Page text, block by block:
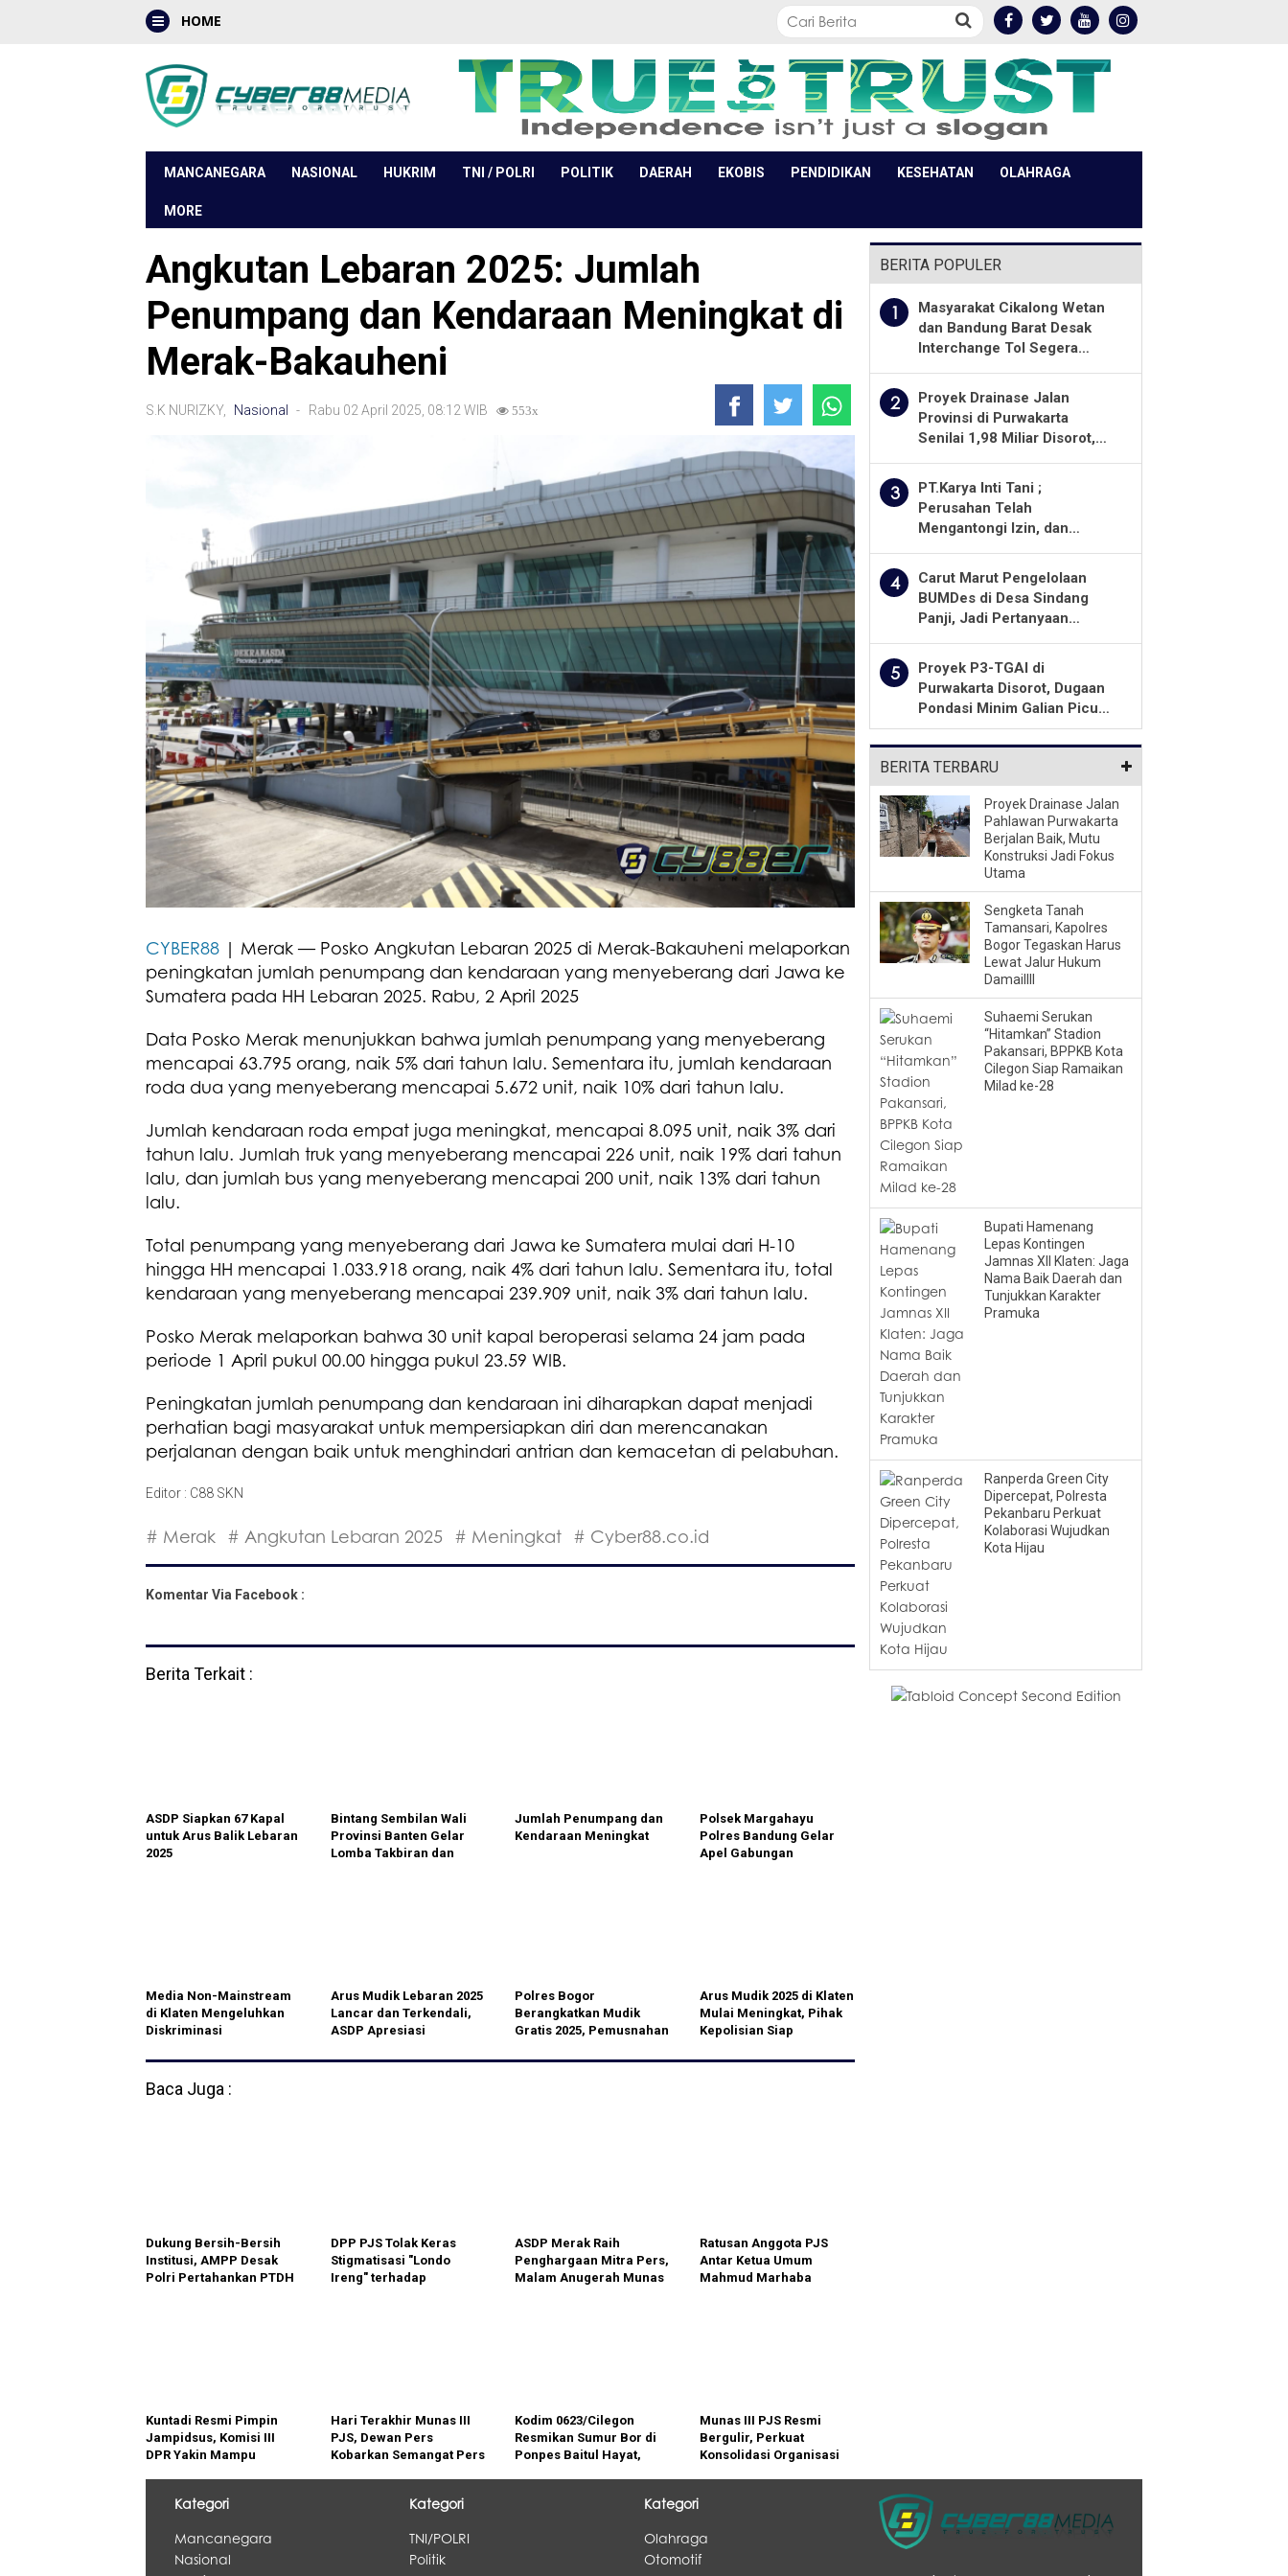
HOME
MANCANEGARA NASIONAL HUKRIM TNI / POLRI POLITIK DAERAH EKOBIS PENDIDIKAN KESEHATAN OLAHRAGA
MORE
Angkutan Lebaran 2025: Jumlah
Penumpang dan Kendaraan Meningkat di
Merak-Bakauheni
S.K NURIZKY, Nasional - Rabu 02 April 2025, 08:12 WIB 553x
CYBER88 | Merak — Posko Angkutan Lebaran 2025 di Merak-Bakauheni melaporkan
peningkatan jumlah penumpang dan kendaraan yang menyeberang dari Jawa ke
Sumatera pada HH Lebaran 2025. Rabu, 2 April 2025
Data Posko Merak menunjukkan bahwa jumlah penumpang yang menyeberang
mencapai 63.795 orang, naik 5% dari tahun lalu. Sementara itu, jumlah kendaraan
roda dua yang menyeberang mencapai 5.672 unit, naik 10% dari tahun lalu.
Jumlah kendaraan roda empat juga meningkat, mencapai 8.095 unit, naik 3% dari
tahun lalu. Jumlah truk yang menyeberang mencapai 226 unit, naik 19% dari tahun
lalu, dan jumlah bus yang menyeberang mencapai 200 unit, naik 13% dari tahun
lalu.
Total penumpang yang menyeberang dari Jawa ke Sumatera mulai dari H-10
hingga HH mencapai 1.033.918 orang, naik 4% dari tahun lalu. Sementara itu, total
kendaraan yang menyeberang mencapai 239.909 unit, naik 3% dari tahun lalu.
Posko Merak melaporkan bahwa 30 unit kapal beroperasi selama 24 jam pada
periode 1 April pukul 00.00 hingga pukul 23.59 WIB.
Peningkatan jumlah penumpang dan kendaraan ini diharapkan dapat menjadi
perhatian bagi masyarakat untuk mempersiapkan diri dan merencanakan
perjalanan dengan baik untuk menghindari antrian dan kemacetan di pelabuhan.
Editor : C88 SKN
# Merak # Angkutan Lebaran 2025 # Meningkat # Cyber88.co.id
Komentar Via Facebook :
Berita Terkait :
ASDP Siapkan 67 Kapal
untuk Arus Balik Lebaran
2025
Bintang Sembilan Wali
Provinsi Banten Gelar
Lomba Takbiran dan
Jumlah Penumpang dan
Kendaraan Meningkat
Polsek Margahayu
Polres Bandung Gelar
Apel Gabungan
Media Non-Mainstream
di Klaten Mengeluhkan
Diskriminasi
Arus Mudik Lebaran 2025
Lancar dan Terkendali,
ASDP Apresiasi
Polres Bogor
Berangkatkan Mudik
Gratis 2025, Pemusnahan
Arus Mudik 2025 di Klaten
Mulai Meningkat, Pihak
Kepolisian Siap
Baca Juga :
Dukung Bersih-Bersih
Institusi, AMPP Desak
Polri Pertahankan PTDH
DPP PJS Tolak Keras
Stigmatisasi "Londo
Ireng" terhadap
ASDP Merak Raih
Penghargaan Mitra Pers,
Malam Anugerah Munas
Ratusan Anggota PJS
Antar Ketua Umum
Mahmud Marhaba
Kuntadi Resmi Pimpin
Jampidsus, Komisi III
DPR Yakin Mampu
Hari Terakhir Munas III
PJS, Dewan Pers
Kobarkan Semangat Pers
Kodim 0623/Cilegon
Resmikan Sumur Bor di
Ponpes Baitul Hayat,
Munas III PJS Resmi
Bergulir, Perkuat
Konsolidasi Organisasi
BERITA POPULER
1
Masyarakat Cikalong Wetan
dan Bandung Barat Desak
Interchange Tol Segera
2
Proyek Drainase Jalan
Provinsi di Purwakarta
Senilai 1,98 Miliar Disorot,
Pekerjaan Diawasi Ketat
3
PT.Karya Inti Tani ;
Perusahan Telah
Mengantongi Izin, dan
Aturan Yang Berlaku
4
Carut Marut Pengelolaan
BUMDes di Desa Sindang
Panji, Jadi Pertanyaan
5
Proyek P3-TGAI di
Purwakarta Disorot, Dugaan
Pondasi Minim Galian Picu
Pertanyaan Besar soal
Pengawasan
BERITA TERBARU
Proyek Drainase Jalan
Pahlawan Purwakarta
Berjalan Baik, Mutu
Konstruksi Jadi Fokus
Utama
Sengketa Tanah
Tamansari, Kapolres
Bogor Tegaskan Harus
Lewat Jalur Hukum
Damaillll
Suhaemi Serukan
“Hitamkan” Stadion
Pakansari, BPPKB Kota
Cilegon Siap Ramaikan
Milad ke-28
Bupati Hamenang
Lepas Kontingen
Jamnas XII Klaten: Jaga
Nama Baik Daerah dan
Tunjukkan Karakter
Pramuka
Ranperda Green City
Dipercepat, Polresta
Pekanbaru Perkuat
Kolaborasi Wujudkan
Kota Hijau
Kategori
Mancanegara
Nasional
Kategori
TNI/POLRI
Politik
Kategori
Olahraga
Otomotif